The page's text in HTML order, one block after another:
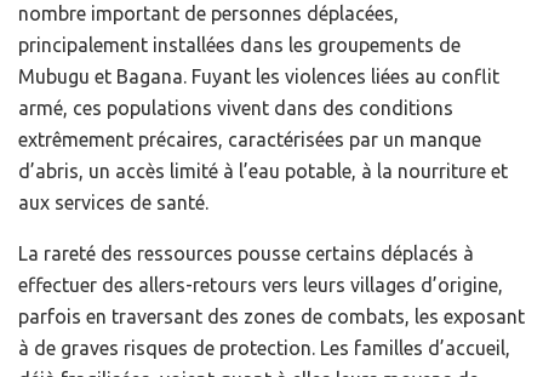
nombre important de personnes déplacées,
principalement installées dans les groupements de
Mubugu et Bagana. Fuyant les violences liées au conflit
armé, ces populations vivent dans des conditions
extrêmement précaires, caractérisées par un manque
d’abris, un accès limité à l’eau potable, à la nourriture et
aux services de santé.
La rareté des ressources pousse certains déplacés à
effectuer des allers-retours vers leurs villages d’origine,
parfois en traversant des zones de combats, les exposant
à de graves risques de protection. Les familles d’accueil,